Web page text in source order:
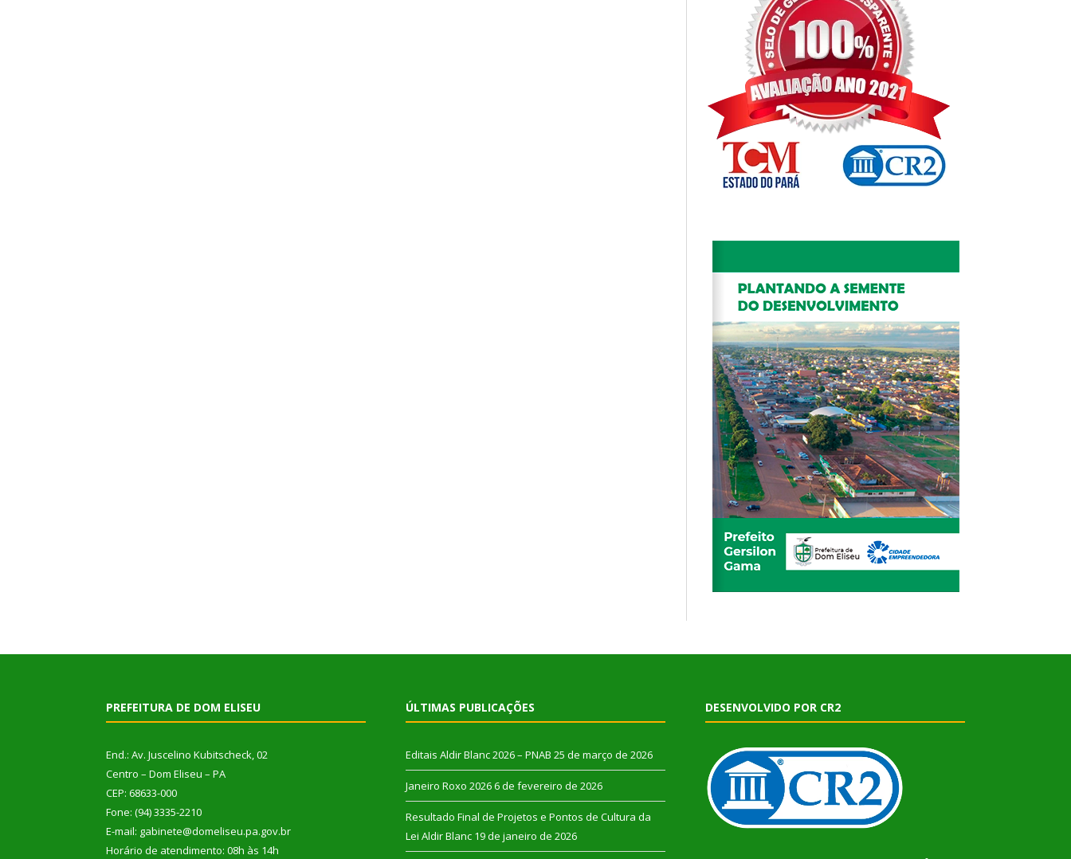
PREFEITURA DE DOM ELISEU
End.: Av. Juscelino Kubitscheck, 02
Centro – Dom Eliseu – PA
CEP: 68633-000
Fone: (94) 3335-2210
E-mail: gabinete@domeliseu.pa.gov.br
Horário de atendimento: 08h às 14h
ÚLTIMAS PUBLICAÇÕES
Editais Aldir Blanc 2026 – PNAB 25 de março de 2026
Janeiro Roxo 2026 6 de fevereiro de 2026
Resultado Final de Projetos e Pontos de Cultura da
Lei Aldir Blanc 19 de janeiro de 2026
DESENVOLVIDO POR CR2